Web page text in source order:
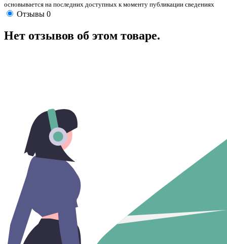
основывается на последних доступных к моменту публикации сведениях
Отзывы 0
Нет отзывов об этом товаре.